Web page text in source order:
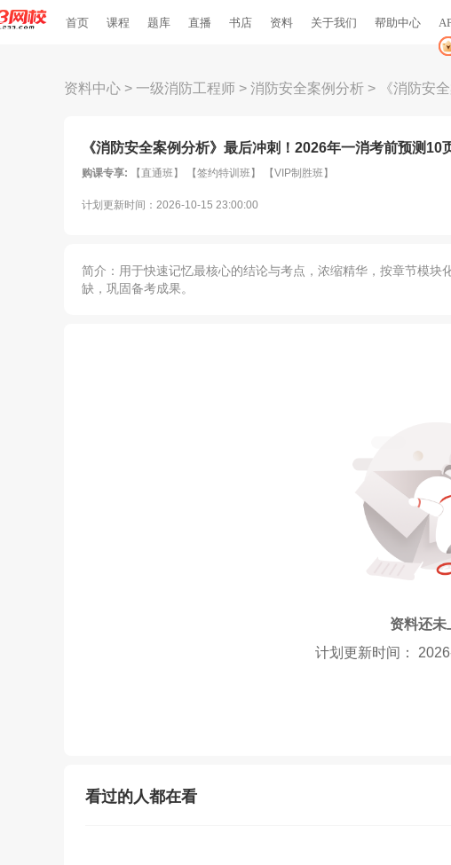
首页 课程 题库 直播 书店 资料 关于我们 帮助中心
资料中心 > 一级消防工程师 > 消防安全案例分析 > 《消防安
《消防安全案例分析》最后冲刺！2026年一消考前预测10
购课专享: 【直通班】 【签约特训班】 【VIP制胜班】
计划更新时间：2026-10-15 23:00:00
简介：用于快速记忆最核心的结论与考点，浓缩精华，按章节模
缺，巩固备考成果。
资料还未
计划更新时间：
看过的人都在看